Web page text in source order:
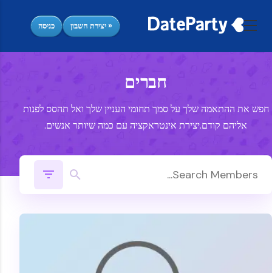
« יצירת חשבון כניסה
חברים
חפש את ההתאמה שלך על סמך תחומי העניין שלך ואל תהסס לפנות
אליהם קודם.יצירת אינטראקציה עם כמה שיותר אנשים.